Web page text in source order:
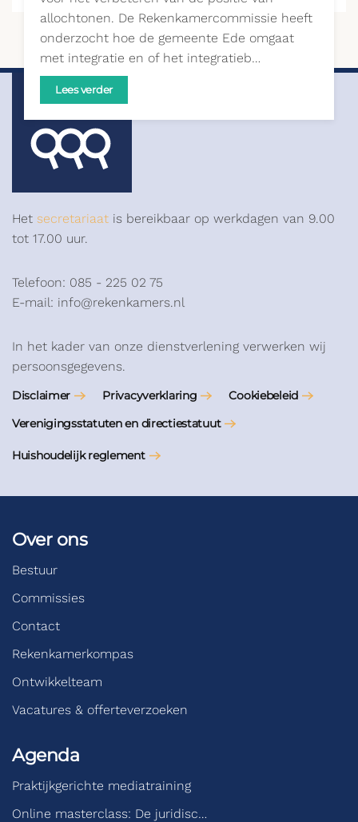
allochtonen. De Rekenkamercommissie heeft
onderzocht hoe de gemeente Ede omgaat
met integratie en of het integratieb…
Lees verder
Het secretariaat is bereikbaar op werkdagen van 9.00
tot 17.00 uur.
Telefoon: 085 - 225 02 75
E-mail: info@rekenkamers.nl
In het kader van onze dienstverlening verwerken wij
persoonsgegevens.
Disclaimer Privacyverklaring
Cookiebeleid
Verenigingsstatuten en directiestatuut
Huishoudelijk reglement
Over ons
Bestuur
Commissies
Contact
Rekenkamerkompas
Ontwikkelteam
Vacatures & offerteverzoeken
Agenda
Praktijkgerichte mediatraining
Online masterclass: De juridisc…